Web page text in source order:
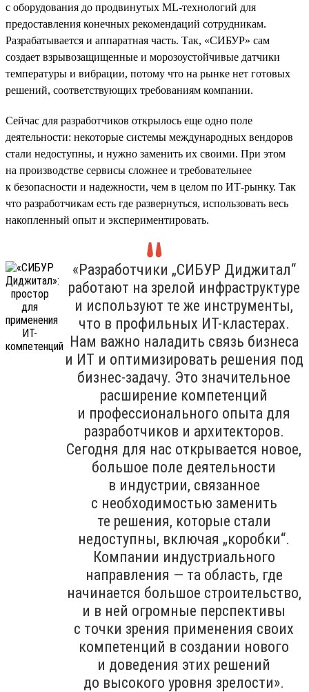
с оборудования до продвинутых ML-технологий для
предоставления конечных рекомендаций сотрудникам.
Разрабатывается и аппаратная часть. Так, «СИБУР» сам
создает взрывозащищенные и морозоустойчивые датчики
температуры и вибрации, потому что на рынке нет готовых
решений, соответствующих требованиям компании.
Сейчас для разработчиков открылось еще одно поле
деятельности: некоторые системы международных вендоров
стали недоступны, и нужно заменить их своими. При этом
на производстве сервисы сложнее и требовательнее
к безопасности и надежности, чем в целом по ИТ-рынку. Так
что разработчикам есть где развернуться, использовать весь
накопленный опыт и экспериментировать.
«Разработчики „СИБУР Диджитал“
работают на зрелой инфраструктуре
и используют те же инструменты,
что в профильных ИТ-кластерах.
Нам важно наладить связь бизнеса
и ИТ и оптимизировать решения под
бизнес-задачу. Это значительное
расширение компетенций
и профессионального опыта для
разработчиков и архитекторов.
Сегодня для нас открывается новое,
большое поле деятельности
в индустрии, связанное
с необходимостью заменить
те решения, которые стали
недоступны, включая „коробки“.
Компании индустриального
направления — та область, где
начинается большое строительство,
и в ней огромные перспективы
с точки зрения применения своих
компетенций в создании нового
и доведения этих решений
до высокого уровня зрелости».